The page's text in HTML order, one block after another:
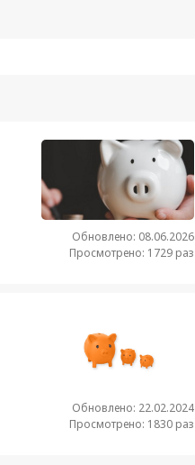
Обновлено: 08.06.2026
Просмотрено: 1729 раз
Обновлено: 22.02.2024
Просмотрено: 1830 раз